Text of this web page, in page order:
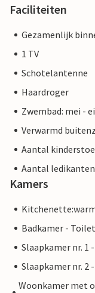
Faciliteiten
Gezamenlijk
1 TV
Schotelantenne
Haardroger
Zwembad: mei -
Verwarmd
Aantal
Aantal
Kamers
Badkamer -
Slaapkamer nr. 1
Slaapkamer nr. 2
Woonkamer met